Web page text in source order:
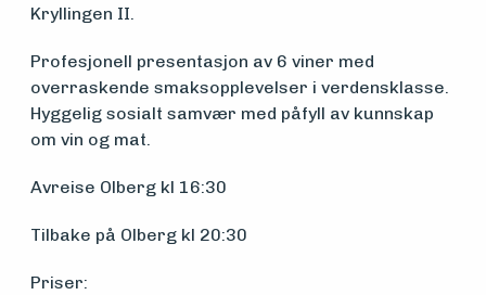
Vern,
vedlikehold
og drift
Om
foreningen
Kryllingen II.
Profesjonell presentasjon av 6 viner med
overraskende smaksopplevelser i verdensklasse.
Hyggelig sosialt samvær med påfyll av kunnskap
om vin og mat.
Avreise Olberg kl 16:30
Tilbake på Olberg kl 20:30
Priser: